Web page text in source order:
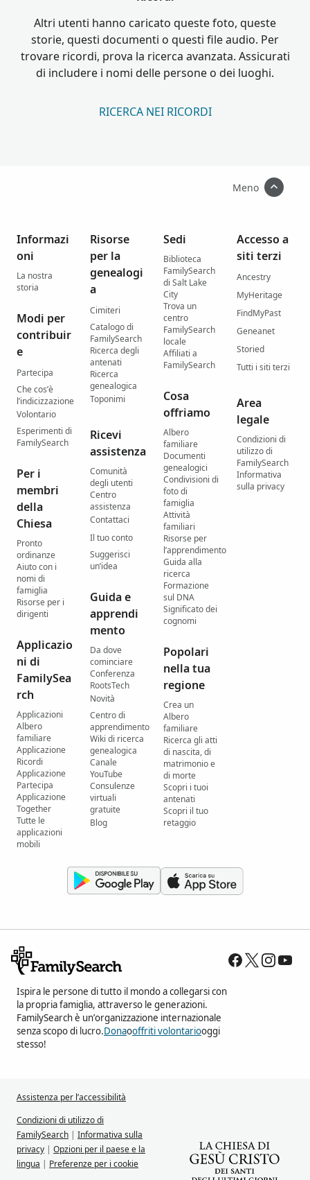
Altri utenti hanno caricato queste foto, queste
storie, questi documenti o questi file audio. Per
trovare ricordi, prova la ricerca avanzata. Assicurati
di includere i nomi delle persone o dei luoghi.
RICERCA NEI RICORDI
Meno
Informazi
oni
La nostra
storia
Modi per
contribuir
e
Partecipa
Che cos’è
l’indicizzazione
Volontario
Esperimenti di
FamilySearch
Per i
membri
della
Chiesa
Pronto
ordinanze
Aiuto con i
nomi di
famiglia
Risorse per i
dirigenti
Applicazio
ni di
FamilySea
rch
Applicazioni
Albero
familiare
Applicazione
Ricordi
Applicazione
Partecipa
Applicazione
Together
Tutte le
applicazioni
mobili
Risorse
per la
genealogi
a
Cimiteri
Catalogo di
FamilySearch
Ricerca degli
antenati
Ricerca
genealogica
Toponimi
Ricevi
assistenza
Comunità
degli utenti
Centro
assistenza
Contattaci
Il tuo conto
Suggerisci
un’idea
Guida e
apprendi
mento
Da dove
cominciare
Conferenza
RootsTech
Novità
Centro di
apprendimento
Wiki di ricerca
genealogica
Canale
YouTube
Consulenze
virtuali
gratuite
Blog
Sedi
Biblioteca
FamilySearch
di Salt Lake
City
Trova un
centro
FamilySearch
locale
Affiliati a
FamilySearch
Cosa
offriamo
Albero
familiare
Documenti
genealogici
Condivisioni di
foto di
famiglia
Attività
familiari
Risorse per
l’apprendimento
Guida alla
ricerca
Formazione
sul DNA
Significato dei
cognomi
Popolari
nella tua
regione
Crea un
Albero
familiare
Ricerca gli atti
di nascita, di
matrimonio e
di morte
Scopri i tuoi
antenati
Scopri il tuo
retaggio
Accesso a
siti terzi
Ancestry
MyHeritage
FindMyPast
Geneanet
Storied
Tutti i siti terzi
Area
legale
Condizioni di
utilizzo di
FamilySearch
Informativa
sulla privacy
Ispira le persone di tutto il mondo a collegarsi con
la propria famiglia, attraverso le generazioni.
FamilySearch è un’organizzazione internazionale
senza scopo di lucro.Donaooffriti volontariooggi
stesso!
Assistenza per l’accessibilità
Condizioni di utilizzo di
FamilySearch | Informativa sulla
privacy | Opzioni per il paese e la
lingua | Preferenze per i cookie